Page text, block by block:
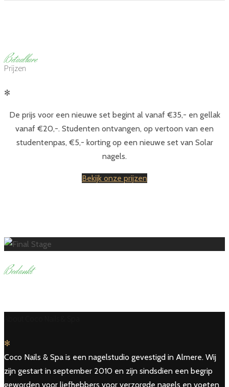
Betaalbare
Prijzen
✻
De prijs voor een nieuwe set begint al vanaf €35,- en gellak
vanaf €20,-. Studenten ontvangen, op vertoon van een
studentenpas, €5,- korting op een nieuwe set van Solar
nagels.
Bekijk onze prijzen
Bedankt
✻
Coco Nails & Spa is een nagelstudio gevestigd in Almere. Wij
zijn gestart in september 2010 en zijn sindsdien een begrip
geworden voor liefhebbers voor verzorgde nagels en voeten